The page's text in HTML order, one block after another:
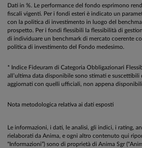
Dati in %. Le performance del fondo esprimono
fiscali vigenti. Per i fondi esteri è indicato un
con la politica di investimento in luogo del
prospetto. Per i fondi flessibili la flessibilità di
di individuare un benchmark di mercato coerente
politica di investimento del Fondo medesimo.
* Indice Fideuram di Categoria Obbligazionari
all’ultima data disponibile sono stimati e
aggiornati con quelli ufficiali, non appena
Nota metodologica relativa ai dati esposti
Le informazioni, i dati, le analisi, gli indici, i rating,
rielaborati da Anima, e ogni altro contenuto qui
“Informazioni”) sono di proprietà di Anima Sgr